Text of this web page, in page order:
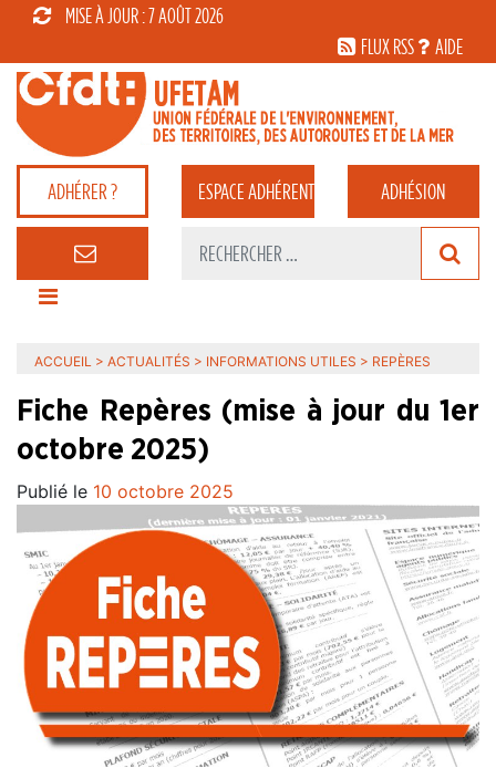
MISE À JOUR : 7 AOÛT 2026
FLUX RSS
AIDE
ADHÉRER ? ESPACEADHÉRENT ADHÉSION
ACCUEIL > ACTUALITÉS > INFORMATIONS UTILES > REPÈRES
Fiche Repères (mise à jour du 1er
octobre 2025)
Publié le 10 octobre 2025